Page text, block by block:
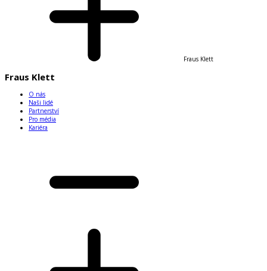
Fraus Klett
Fraus Klett
O nás
Naši lidé
Partnerství
Pro média
Kariéra